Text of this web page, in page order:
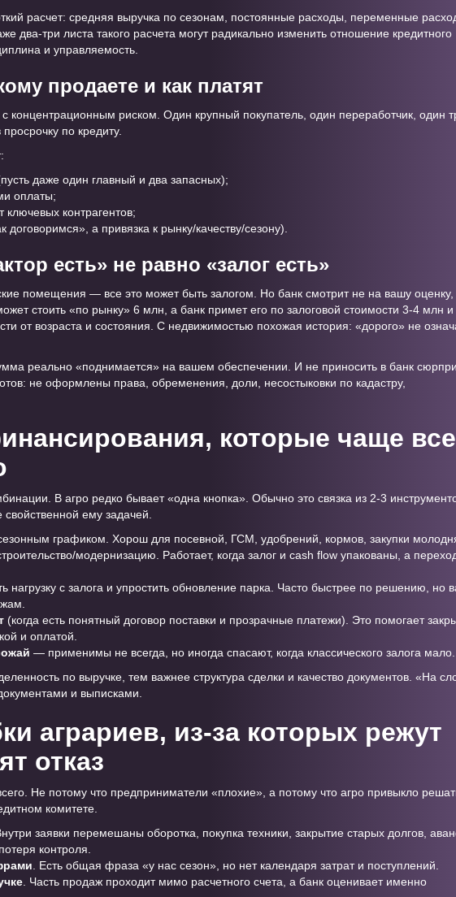
расчет: средняя выручка по сезонам, постоянные расходы, переменные
два-три листа такого расчета могут радикально изменить отношение кредитного
и управляемость.
продаете и как платят
концентрационным риском. Один крупный покупатель, один переработчик, один
по кредиту.
даже один главный и два запасных);
оплаты;
ключевых контрагентов;
договоримся», а привязка к рынку/качеству/сезону).
есть» не равно «залог есть»
помещения — все это может быть залогом. Но банк смотрит не на вашу оценку,
стоить «по рынку» 6 млн, а банк примет его по залоговой стоимости 3-4 млн
от возраста и состояния. С недвижимостью похожая история: «дорого» не
реально «поднимается» на вашем обеспечении. И не приносить в банк
не оформлены права, обременения, доли, несостыковки по кадастру,
которые чаще
В агро редко бывает «одна кнопка». Обычно это связка из 2-3
ему задачей.
графиком. Хорош для посевной, ГСМ, удобрений, кормов, закупки
модернизацию. Работает, когда залог и cash flow упакованы, а
нагрузку с залога и упростить обновление парка. Часто быстрее по решению, но
(когда есть понятный договор поставки и прозрачные платежи). Это помогает
и оплатой.
— применимы не всегда, но иногда спасают, когда классического залога мало.
по выручке, тем важнее структура сделки и качество документов. «На
и выписками.
аграриев, из-за которых режут
отказ
Не потому что предприниматели «плохие», а потому что агро привыкло
комитете.
заявки перемешаны оборотка, покупка техники, закрытие старых долгов,
контроля.
. Есть общая фраза «у нас сезон», но нет календаря затрат и поступлений.
. Часть продаж проходит мимо расчетного счета, а банк оценивает именно